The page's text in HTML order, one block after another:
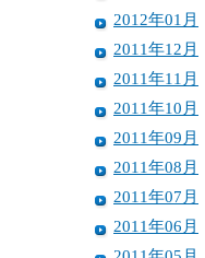
2012年01月
2011年12月
2011年11月
2011年10月
2011年09月
2011年08月
2011年07月
2011年06月